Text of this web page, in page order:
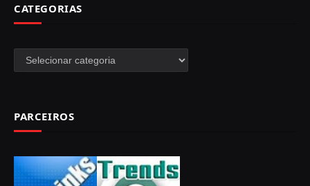
CATEGORIAS
Categorias
PARCEIROS